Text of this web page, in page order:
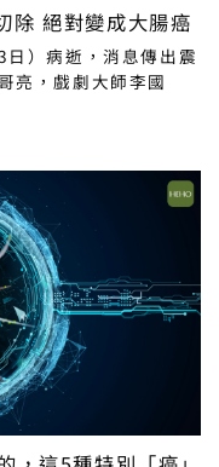
除 絕對變成大腸癌
）病逝，消息傳出震
亮，戲劇大師李國